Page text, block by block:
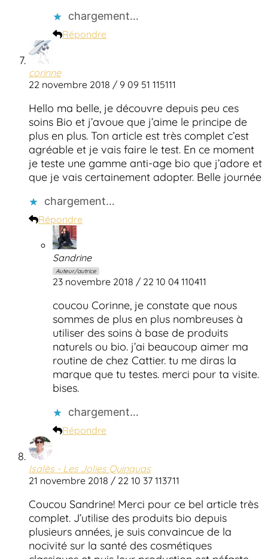
chargement…
Répondre
corinne
22 novembre 2018 / 9 09 51 115111
Hello ma belle, je découvre depuis peu ces
soins Bio et j’avoue que j’aime le principe de
plus en plus. Ton article est très complet c’est
agréable et je vais faire le test. En ce moment
je teste une gamme anti-age bio que j’adore et
que je vais certainement adopter. Belle journée
chargement…
Répondre
Sandrine
Auteur/autrice
23 novembre 2018 / 22 10 04 110411
coucou Corinne, je constate que nous
sommes de plus en plus nombreuses à
utiliser des soins à base de produits
naturels ou bio. j’ai beaucoup aimer ma
routine de chez Cattier. tu me diras la
marque que tu testes. merci pour ta visite.
bises.
chargement…
Répondre
Isalès - Les Jolies Quinquas
21 novembre 2018 / 22 10 37 113711
Coucou Sandrine! Merci pour ce bel article très
complet. J’utilise des produits bio depuis
plusieurs années, je suis convaincue de la
nocivité sur la santé des cosmétiques